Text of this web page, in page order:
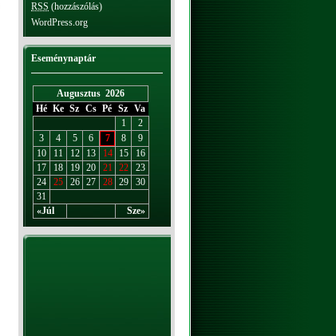
RSS (hozzászólás)
WordPress.org
Eseménynaptár
Augusztus 2026
Hé Ke Sz Cs Pé Sz Va
«Júl Sze»
1
2
3
4 5 6 7 8
9
10
11 12 13 14 15
16
17
18 19 20 21 22
23
24
25 26 27 28 29
30
31